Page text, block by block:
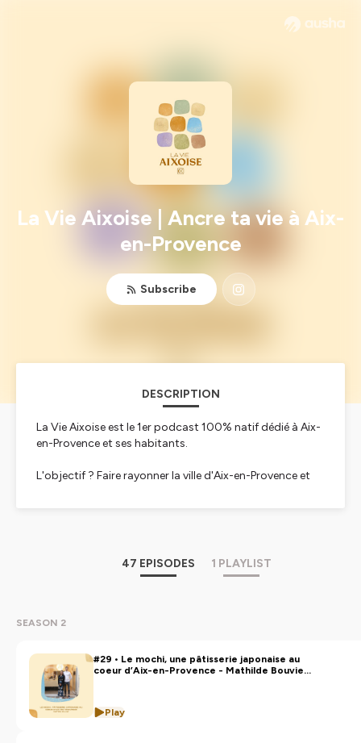
La Vie Aixoise | Ancre ta vie à Aix-
en-Provence
Subscribe
DESCRIPTION
La Vie Aixoise est le 1er podcast 100% natif dédié à Aix-
en-Provence et ses habitants.
L'objectif ? Faire rayonner la ville d'Aix-en-Provence et
Hébergé par Ausha. Visitezausha.co/politique-de-
pour plus d'informations.
47 EPISODES 1 PLAYLIST
SEASON 2
#29 • Le mochi, une pâtisserie japonaise au
coeur d’Aix-en-Provence - Mathilde Bouvier,
Play